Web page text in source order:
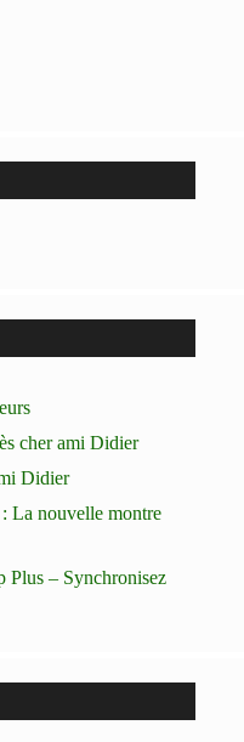
cher ami Didier
Didier
La nouvelle montre
Plus – Synchronisez